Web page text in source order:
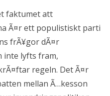
faktumet att
Ã¤r ett populistiskt parti
frÃ¥gor dÃ¤r
inte lyfts fram,
regeln. Det Ã¤r
mellan Ã…kesson